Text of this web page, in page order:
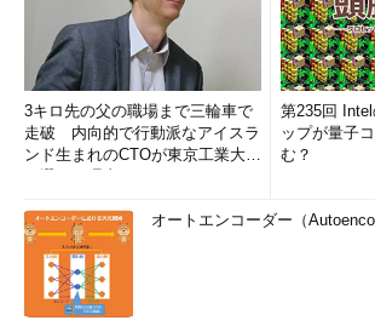
3キロ先の父の職場まで三輪車で
走破 内向的で行動派なアイスラ
ンド生まれのCTOが東京工業大学
第235回
ップが量子
む？
オートエンコーダー（